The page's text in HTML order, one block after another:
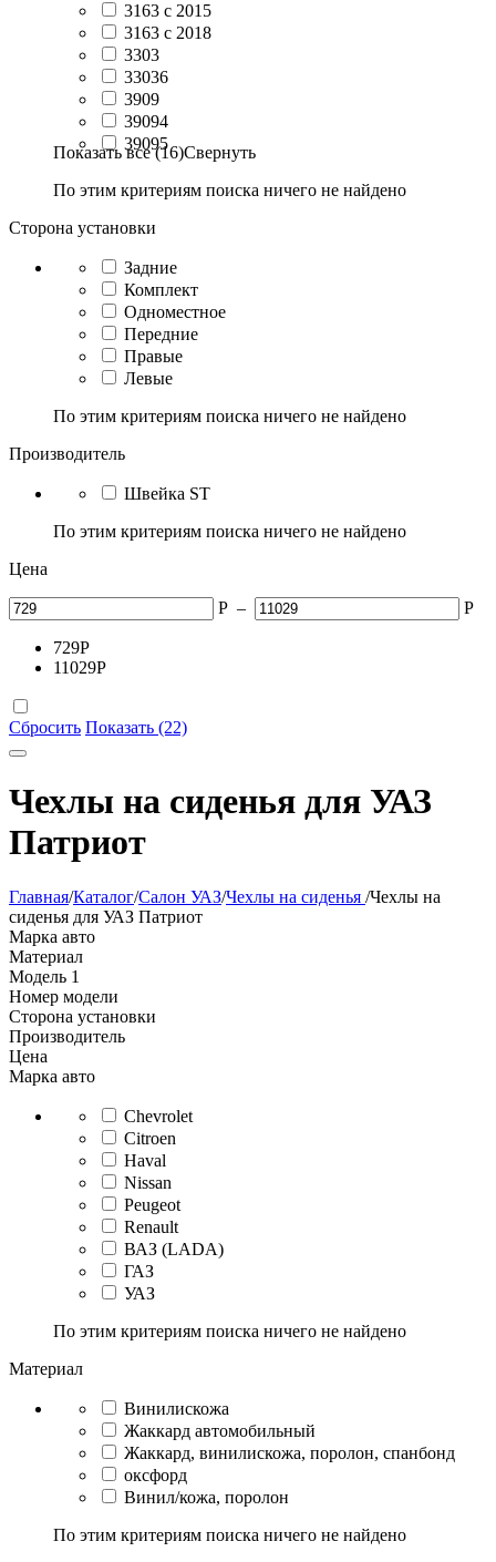
3163 с 2015
3163 с 2018
3303
33036
3909
39094
39095
Показать все (16)Свернуть
По этим критериям поиска ничего не найдено
Сторона установки
Задние
Комплект
Одноместное
Передние
Правые
Левые
По этим критериям поиска ничего не найдено
Производитель
Швейка ST
По этим критериям поиска ничего не найдено
Цена
Р – Р
729Р
11029Р
Сбросить Показать (22)
Чехлы на сиденья для УАЗ
Патриот
Главная/Каталог/Салон УАЗ/Чехлы на сиденья /Чехлы на
сиденья для УАЗ Патриот
Марка авто
Материал
Модель 1
Номер модели
Сторона установки
Производитель
Цена
Марка авто
Chevrolet
Citroen
Haval
Nissan
Peugeot
Renault
ВАЗ (LADA)
ГАЗ
УАЗ
По этим критериям поиска ничего не найдено
Материал
Винилискожа
Жаккард автомобильный
Жаккард, винилискожа, поролон, спанбонд
оксфорд
Винил/кожа, поролон
По этим критериям поиска ничего не найдено